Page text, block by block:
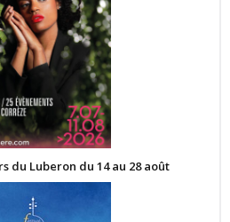
du Luberon du 14 au 28 août